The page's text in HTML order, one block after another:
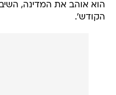
הוא אוהב את המדינה,
הקודש'.